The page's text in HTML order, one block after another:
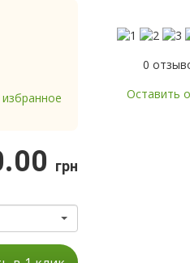
грн
0
Оставить